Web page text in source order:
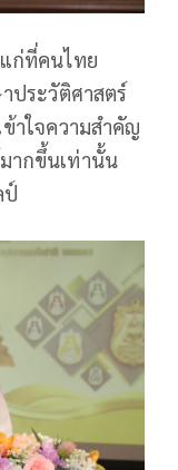
ก่ที่คนไทย
ประวัติศาสตร์
าใจความสำคัญ
ากขึ้นเท่านั้น
ป์